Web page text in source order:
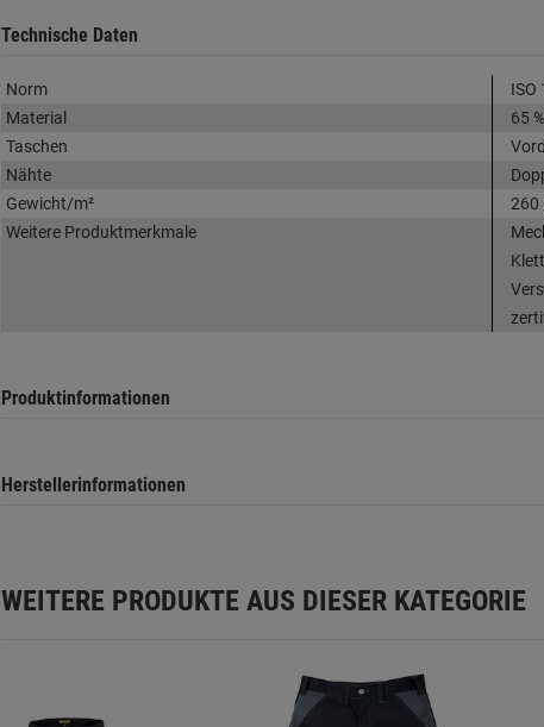
Technische Daten
Norm
ISO
Material
65
Taschen
Nähte
Gewicht/m²
260
Weitere Produktmerkmale
Produktinformationen
Herstellerinformationen
WEITERE PRODUKTE AUS DIESER KATEGORIE